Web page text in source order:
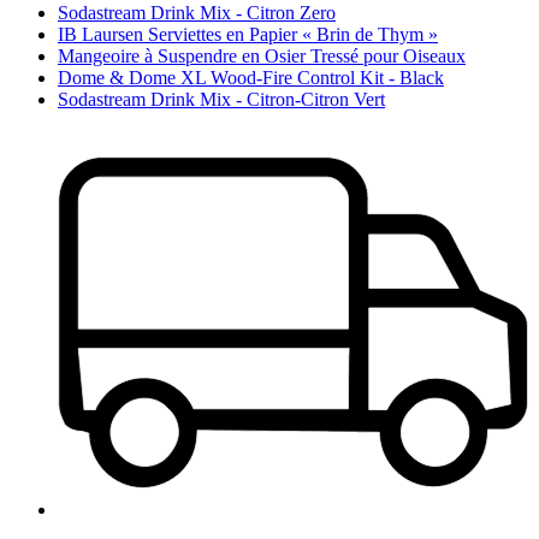
Sodastream Drink Mix - Citron Zero
IB Laursen Serviettes en Papier « Brin de Thym »
Mangeoire à Suspendre en Osier Tressé pour Oiseaux
Dome & Dome XL Wood-Fire Control Kit - Black
Sodastream Drink Mix - Citron-Citron Vert